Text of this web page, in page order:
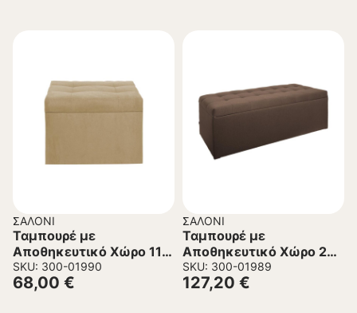
ΣΑΛΌΝΙ
Ταμπουρέ με
Αποθηκευτικό Χώρο 11
FL029 Fylliana Μπέζ
50x50x46 εκ.
SKU: 300-01990
68,00 €
ΣΑΛΌΝΙ
Ταμπουρέ με
Αποθηκευτικό Χώρο 24
FL028 Fylliana Καφέ
130x50x46 εκ.
SKU: 300-01989
127,20 €